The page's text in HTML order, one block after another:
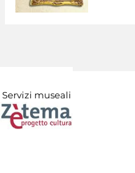
Servizi museali